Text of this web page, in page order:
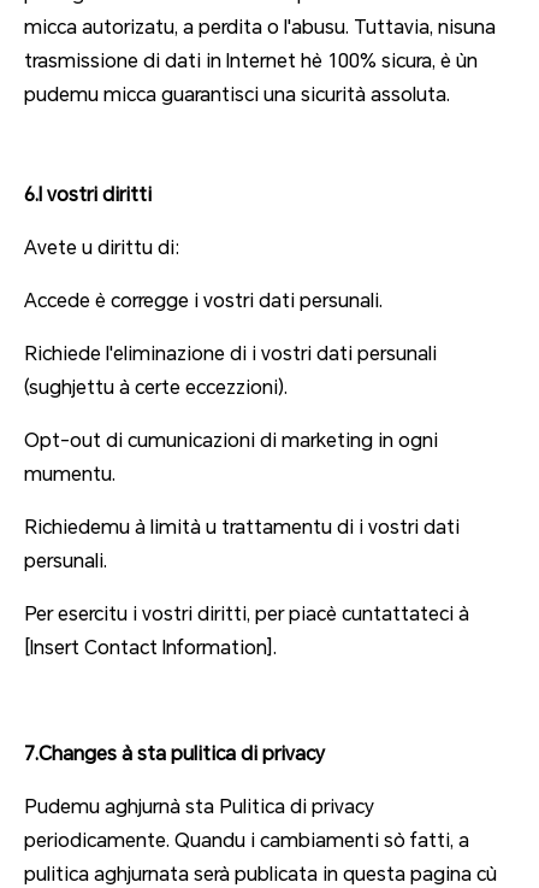
micca autorizatu, a perdita o l'abusu. Tuttavia, nisuna
trasmissione di dati in Internet hè 100% sicura, è ùn
pudemu micca guarantisci una sicurità assoluta.
6.I vostri diritti
Avete u dirittu di:
Accede è corregge i vostri dati persunali.
Richiede l'eliminazione di i vostri dati persunali
(sughjettu à certe eccezzioni).
Opt-out di cumunicazioni di marketing in ogni
mumentu.
Richiedemu à limità u trattamentu di i vostri dati
persunali.
Per esercitu i vostri diritti, per piacè cuntattateci à
[Insert Contact Information].
7.Changes à sta pulitica di privacy
Pudemu aghjurnà sta Pulitica di privacy
periodicamente. Quandu i cambiamenti sò fatti, a
pulitica aghjurnata serà publicata in questa pagina cù